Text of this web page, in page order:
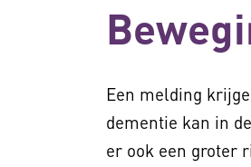
Een melding
dementie kan in
er ook een groter